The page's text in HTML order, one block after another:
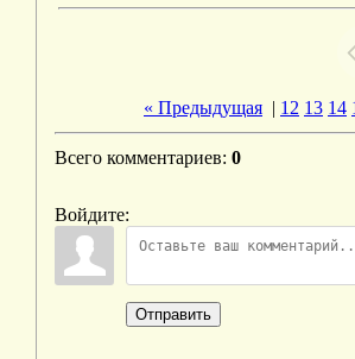
« Предыдущая | 12 13 14
Всего комментариев: 0
Войдите:
Отправить